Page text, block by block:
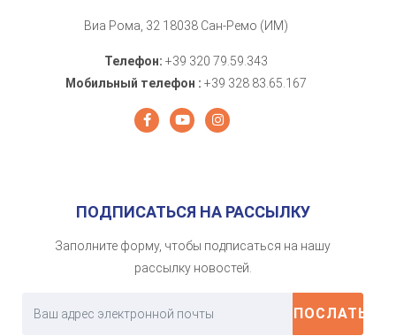
Виа Рома, 32 18038 Сан-Ремо (ИМ)
Телефон: +39 320 79.59.343
Мобильный телефон : +39 328 83.65.167
ПОДПИСАТЬСЯ НА РАССЫЛКУ
Заполните форму, чтобы подписаться на нашу
рассылку новостей.
ПОСЛАТЬ